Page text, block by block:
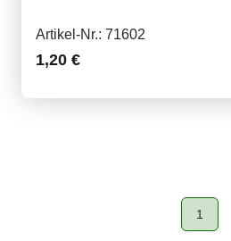
Artikel-Nr.: 71602
1,20 €
Page
1